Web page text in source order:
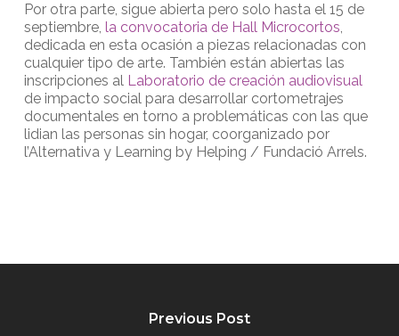
Por otra parte, sigue abierta pero solo hasta el 15 de
septiembre, la convocatoria de Hall Microcortos,
dedicada en esta ocasión a piezas relacionadas con
cualquier tipo de arte. También están abiertas las
inscripciones alLaboratorio de creación audiovisual
de impacto social para desarrollar cortometrajes
documentales en torno a problemáticas con las que
lidian las personas sin hogar, coorganizado por
l’Alternativa y Learning by Helping / Fundació Arrels.
Previous Post